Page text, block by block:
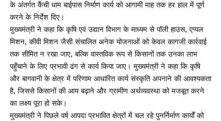
के अंतर्गत कैंची धाम बाईपास निर्माण कार्य को आगामी माह तक हर हाल में पूर्ण
करने के निर्देश दिए।
मुख्यमंत्री ने कहा कि कृषि एवं उद्यान विभाग के माध्यम से पॉली हाउस, एप्पल
मिशन, कीवी मिशन जैसी संचालित अनेक योजनाओं को केवल कागजी कार्रवाई
तक सीमित न रखा जाए, बल्कि वास्तविक रूप से किसानों तक उनका लाभ
पहुँचाने के लिए प्रभावी ढंग से कार्य किया जाए। मुख्यमंत्री ने कहा कि कृषि
और बागवानी के क्षेत्र में परिणाम आधारित कार्य संस्कृति अपनाने की आवश्यकता
है, जिससे किसानों की आय बढ़ाने और ग्रामीण अर्थव्यवस्था को मजबूत करने
का लक्ष्य पूरा हो सके।
मुख्यमंत्री ने पिछले वर्ष आपदा प्रभावित क्षेत्रों में चल रहे पुनर्निर्माण कार्यों को